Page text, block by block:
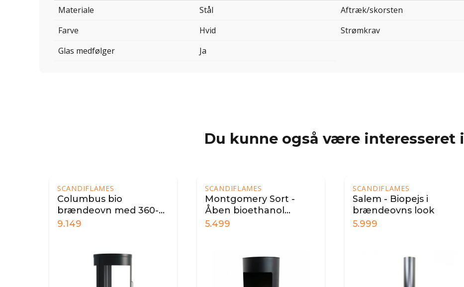
Materiale
Stål
Farve
Hvid
Glas medfølger
Ja
Aftræk/skorsten
Strømkrav
Du kunne også være interesseret i
SCANDIFLAMES
Montgomery Sort -
Åben bioethanol
brændeovn
5.499
SCANDIFLAMES
Salem - Biopejs i
brændeovns look
5.999 6.499